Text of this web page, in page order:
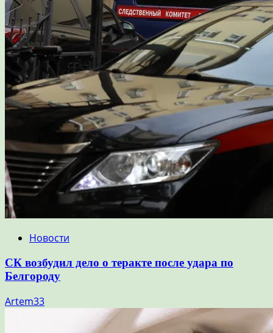
Новости
СК возбудил дело о теракте после удара по
Белгороду
Artem33